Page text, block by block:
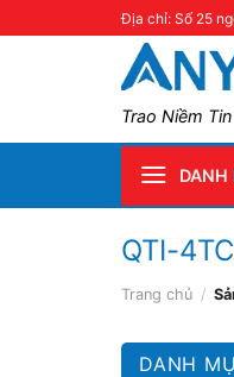
Địa chỉ: Số 25
Trao Niềm
QTI-
Trang chủ /
DANH